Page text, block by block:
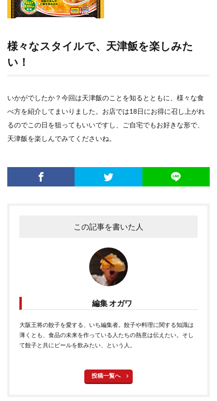
様々なスタイルで、天津飯を楽しみた
い！
いかがでしたか？今回は天津飯のことを知るとともに、様々な食
べ方を紹介してまいりました。お店では18日にお得に召し上がれ
るのでこの日を狙ってもいいですし、ご自宅でもお好きな形で、
天津飯を楽しんでみてくださいね。
この記事を書いた人
編集 オガワ
大阪王将の餃子を愛する、いち編集者。餃子や料理に関する知識は
薄くとも、食品の未来を作っている人たちの熱意は伝えたい。そし
て餃子と共にビールを飲みたい、という人。
投稿一覧へ